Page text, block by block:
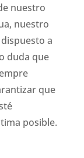
nuestro
nuestro
a
duda que
que
posible.